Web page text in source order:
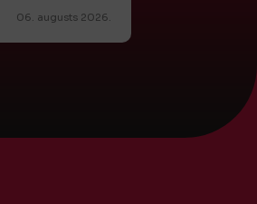
06. augusts 2026.